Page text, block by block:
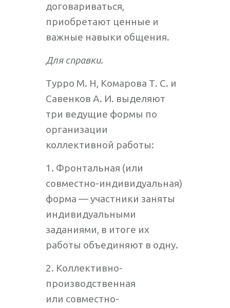
договариваться,
приобретают ценные и
важные навыки общения.
Для справки.
Турро М. Н, Комарова Т. С. и
Савенков А. И. выделяют
три ведущие формы по
организации
коллективной работы:
1. Фронтальная (или
совместно-индивидуальная)
форма — участники заняты
индивидуальными
заданиями, в итоге их
работы объединяют в одну.
2. Коллективно-
производственная
или совместно-